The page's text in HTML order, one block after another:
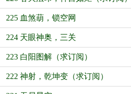
225 血煞葫，锁空网
224 天眼神奥，三关
223 白阳图解（求订阅）
222 神射，乾坤变（求订阅）